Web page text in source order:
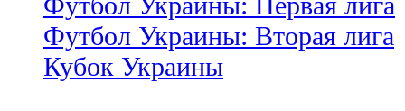
Футбол Украины: Вторая лига
Кубок Украины